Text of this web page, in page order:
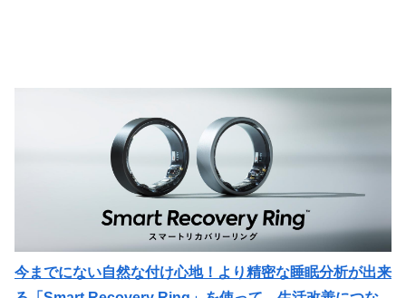
今までにない自然な付け心地！より精密な睡眠分析が出来